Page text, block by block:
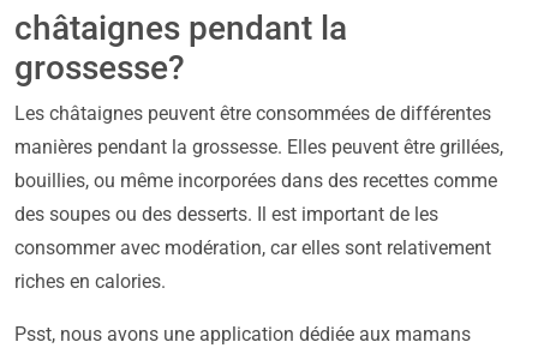
châtaignes pendant la
grossesse?
Les châtaignes peuvent être consommées de différentes
manières pendant la grossesse. Elles peuvent être grillées,
bouillies, ou même incorporées dans des recettes comme
des soupes ou des desserts. Il est important de les
consommer avec modération, car elles sont relativement
riches en calories.
Psst, nous avons une application dédiée aux mamans